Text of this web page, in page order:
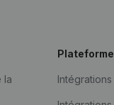
la
Plateforme
Intégrations